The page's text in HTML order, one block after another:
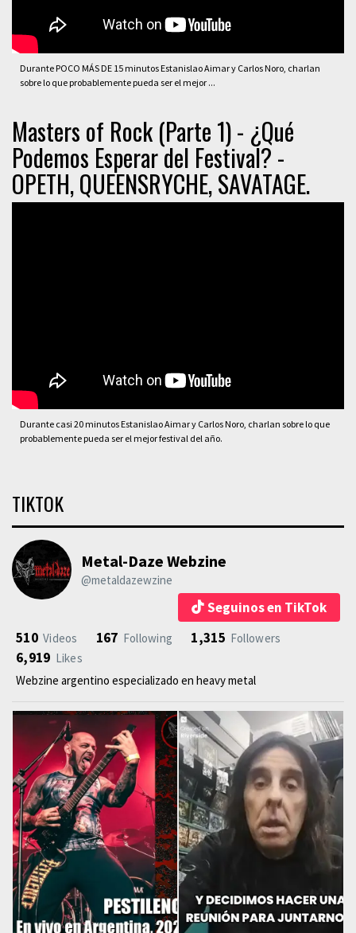
Durante POCO MÁS DE 15 minutos Estanislao Aimar y Carlos Noro, charlan
sobre lo que probablemente pueda ser el mejor ...
Masters of Rock (Parte 1) - ¿Qué
Podemos Esperar del Festival? -
OPETH, QUEENSRYCHE, SAVATAGE.
Durante casi 20 minutos Estanislao Aimar y Carlos Noro, charlan sobre lo que
probablemente pueda ser el mejor festival del año.
TIKTOK
Metal-Daze Webzine
@metaldazewzine
Seguinos en TikTok
510 Videos 167 Following 1,315 Followers
6,919 Likes
Webzine argentino especializado en heavy metal